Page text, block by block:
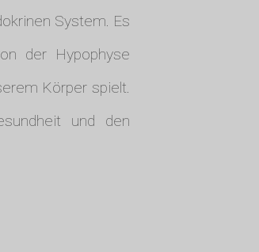
System. Es
der Hypophyse
Körper spielt.
und den